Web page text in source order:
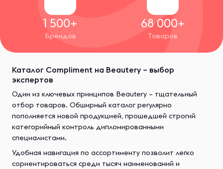
1 500+
Брендов
68 000+
Товаров
Каталог Compliment на Beautery – выбор
экспертов
Один из ключевых принципов Beautery – тщательный
отбор товаров. Обширный каталог регулярно
пополняется новой продукцией, прошедшей строгий
категорийный контроль дипломированными
специалистами.
Удобная навигация по ассортименту позволит легко
сориентироваться среди тысяч наименований и